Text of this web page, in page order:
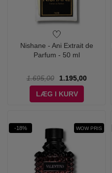
Nishane - Ani Extrait de
Parfum - 50 ml
1.695,00
1.195,00
LÆG I KURV
-18% WOW PRIS